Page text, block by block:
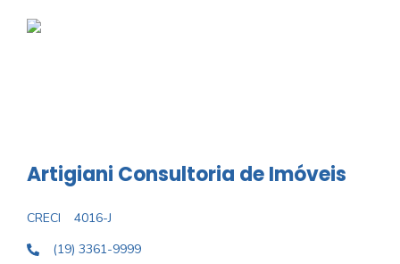
Artigiani Consultoria de Imóveis
CRECI
4016-J
(19) 3361-9999